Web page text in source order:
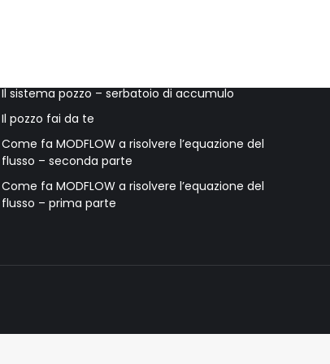
Il sistema pozzo – serbatoio di accumulo
Il pozzo fai da te
Come fa MODFLOW a risolvere l’equazione del
flusso – seconda parte
Come fa MODFLOW a risolvere l’equazione del
flusso – prima parte